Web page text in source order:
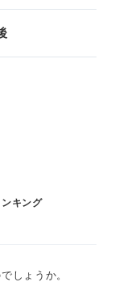
キング
しょうか。